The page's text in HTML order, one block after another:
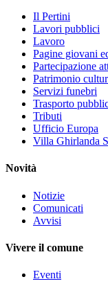
Il Pertini
Lavori pubblici
Lavoro
Pagine giovani
Partecipazione
Patrimonio
Servizi funebri
Trasporto
Tributi
Ufficio Europa
Villa Ghirlanda
Novità
Notizie
Comunicati
Avvisi
Vivere il comune
Eventi